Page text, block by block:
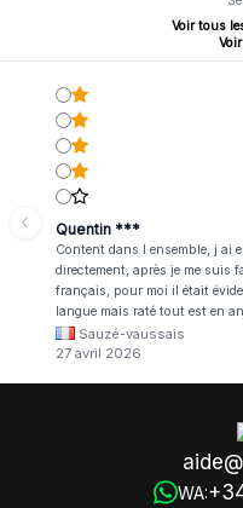
Voir tous
Quentin ***
Content dans l ensemble, j ai
directement, après je me suis
français, pour moi il était
langue mais raté tout est en
Sauzé-vaussais
27 avril 2026
WA: